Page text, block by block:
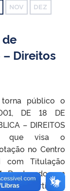
NOV DEZ
Direitos
torna público o
DE 18 DE
– DIREITOS
que visa o
no Centro
com Titulação
Doutorado em
Para participar